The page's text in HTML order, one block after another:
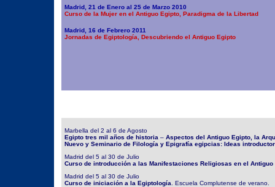
Madrid, 21 de Enero al 25 de Marzo 2010
Curso de la Mujer en el Antiguo Egipto, Paradigma de la Libertad
Madrid, 16 de Febrero 2011
Jornadas de Egiptología, Descubriendo el Antiguo Egipto
Marbella del 2 al 6 de Agosto
Egipto tres mil años de historia – Aspectos del Antiguo Egipto, la
Nuevo y Seminario de Filología y Epigrafía egipcias: Ideas
Madrid del 5 al 30 de Julio
Curso de introducción a las Manifestaciones Religiosas en el Antiguo
Madrid del 5 al 30 de Julio
Curso de iniciación a la Egiptología . Escuela Complutense de verano.